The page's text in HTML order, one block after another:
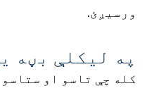
ورسیږئ.
په لیکلې بڼه
کله چې تاسو او